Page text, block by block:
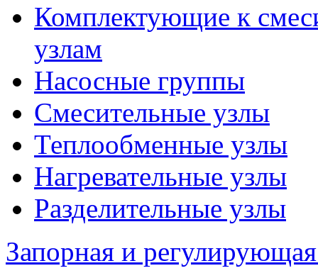
Комплектующие к
узлам
Насосные группы
Смесительные узлы
Теплообменные узлы
Нагревательные узлы
Разделительные узлы
Запорная и